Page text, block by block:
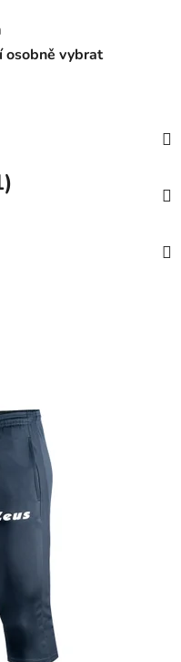
osobně vybrat